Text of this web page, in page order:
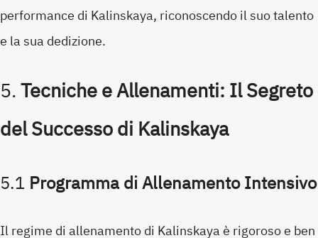
performance di Kalinskaya, riconoscendo il suo talento
e la sua dedizione.
5.Tecniche e Allenamenti: Il Segreto
del Successo di Kalinskaya
5.1 Programma di Allenamento Intensivo
Il regime di allenamento di Kalinskaya è rigoroso e ben